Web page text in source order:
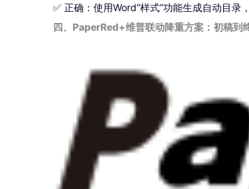
✅ 正确：使用Word“样式”功能生成自动目录
四、PaperRed+维普联动降重方案：初稿到